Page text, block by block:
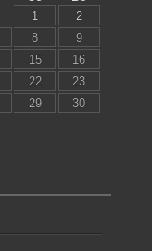
1
2
8
9
15
16
22
23
29
30